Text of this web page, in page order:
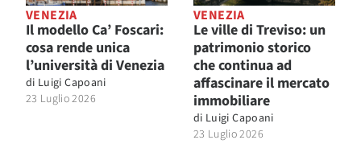
VENEZIA
Il modello Ca’ Foscari:
cosa rende unica
l’università di Venezia
di Luigi Capoani
23 Luglio 2026
VENEZIA
Le ville di Treviso: un
patrimonio storico
che continua ad
affascinare il mercato
immobiliare
di Luigi Capoani
23 Luglio 2026